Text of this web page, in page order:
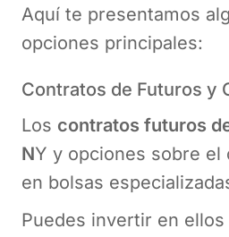
Aquí te presentamos
opciones principales:
Contratos de Futuros y
Los contratos futuros
NY y opciones sobre el
en bolsas
Puedes invertir en